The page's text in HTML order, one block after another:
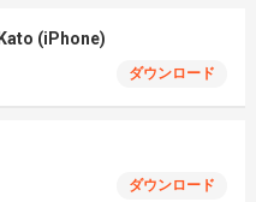
(iPhone)
ダウンロード
ダウンロード